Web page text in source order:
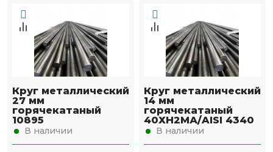
Круг металлический
27 мм
горячекатаный
10895
В наличии
Круг металлический
14 мм
горячекатаный
40ХН2МА/AISI 4340
В наличии